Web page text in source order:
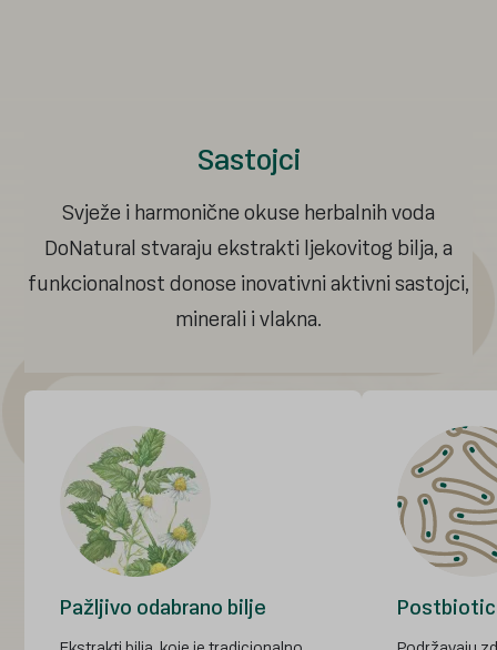
Sastojci
Svježe i harmonične okuse herbalnih voda
DoNatural stvaraju ekstrakti ljekovitog bilja, a
funkcionalnost donose inovativni aktivni sastojci,
minerali i vlakna.
Pažljivo odabrano bilje
Kadulja
Kleka
Limunska trava
Menta
Aloe vera